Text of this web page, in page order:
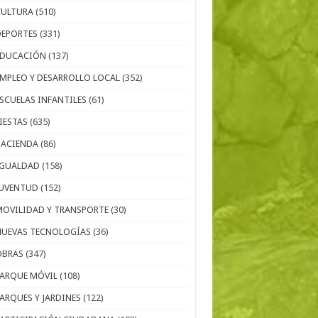
(510)
(331)
(137)
Y DESARROLLO LOCAL (352)
INFANTILES (61)
(635)
(86)
(158)
(152)
Y TRANSPORTE (30)
TECNOLOGÍAS (36)
(347)
MÓVIL (108)
Y JARDINES (122)